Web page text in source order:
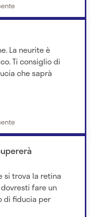
La neurite è
Ti consiglio di
che saprà
si trova la retina
fare un
di fiducia per